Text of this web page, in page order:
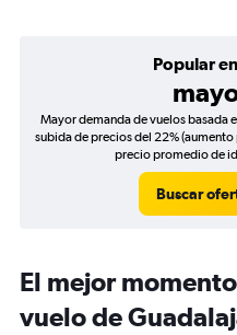
Popular en
Mayor demanda de vuelos basada
subida de precios del 22%
precio promedio de
Buscar
El mejor
vuelo de